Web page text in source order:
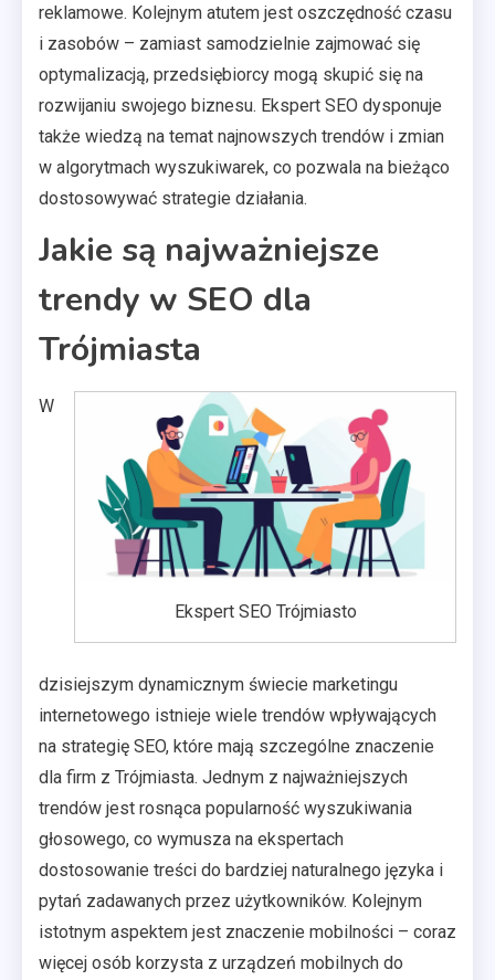
reklamowe. Kolejnym atutem jest oszczędność czasu
i zasobów – zamiast samodzielnie zajmować się
optymalizacją, przedsiębiorcy mogą skupić się na
rozwijaniu swojego biznesu. Ekspert SEO dysponuje
także wiedzą na temat najnowszych trendów i zmian
w algorytmach wyszukiwarek, co pozwala na bieżąco
dostosowywać strategie działania.
Jakie są najważniejsze
trendy w SEO dla
Trójmiasta
Ekspert SEO Trójmiasto
W
dzisiejszym dynamicznym świecie marketingu
internetowego istnieje wiele trendów wpływających
na strategię SEO, które mają szczególne znaczenie
dla firm z Trójmiasta. Jednym z najważniejszych
trendów jest rosnąca popularność wyszukiwania
głosowego, co wymusza na ekspertach
dostosowanie treści do bardziej naturalnego języka i
pytań zadawanych przez użytkowników. Kolejnym
istotnym aspektem jest znaczenie mobilności – coraz
więcej osób korzysta z urządzeń mobilnych do